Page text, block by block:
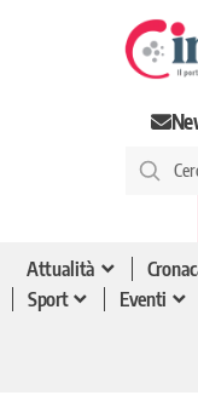
Attualità
Sport
Eventi